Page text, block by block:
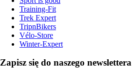
Training-Fit
Trek Expert
TripnBikers
Vélo-Store
Winter-Expert
Zapisz się do naszego newslettera